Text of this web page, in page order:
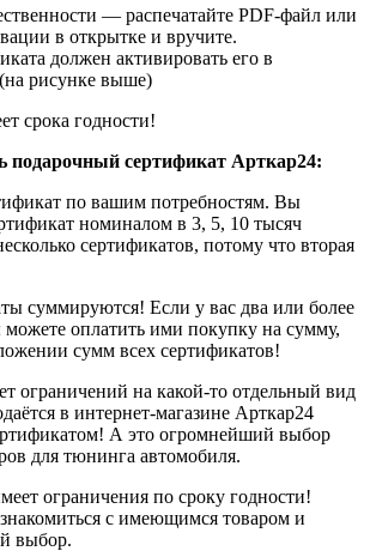
— распечатайте PDF-файл или
в открытке и вручите.
должен активировать его в
рисунке выше)
срока годности!
подарочный сертификат Арткар24:
по вашим потребностям. Вы
номиналом в 3, 5, 10 тысяч
сертификатов, потому что вторая
суммируются! Если у вас два или более
можете оплатить ими покупку на сумму,
сумм всех сертификатов!
ограничений на какой-то отдельный вид
в интернет-магазине Арткар24
А это огромнейший выбор
для тюнинга автомобиля.
ограничения по сроку годности!
с имеющимся товаром и
выбор.